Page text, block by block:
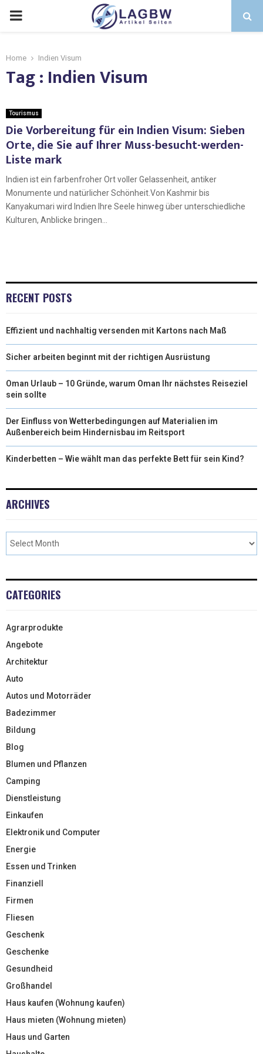
Home Indien Visum
Tag : Indien Visum
Tourismus
Die Vorbereitung für ein Indien Visum: Sieben
Orte, die Sie auf Ihrer Muss-besucht-werden-
Liste mark
Indien ist ein farbenfroher Ort voller Gelassenheit, antiker
Monumente und natürlicher Schönheit.Von Kashmir bis
Kanyakumari wird Indien Ihre Seele hinweg über unterschiedliche
Kulturen, Anblicke bringen...
RECENT POSTS
Effizient und nachhaltig versenden mit Kartons nach Maß
Sicher arbeiten beginnt mit der richtigen Ausrüstung
Oman Urlaub – 10 Gründe, warum Oman Ihr nächstes Reiseziel
sein sollte
Der Einfluss von Wetterbedingungen auf Materialien im
Außenbereich beim Hindernisbau im Reitsport
Kinderbetten – Wie wählt man das perfekte Bett für sein Kind?
ARCHIVES
CATEGORIES
Agrarprodukte
Angebote
Architektur
Auto
Autos und Motorräder
Badezimmer
Bildung
Blog
Blumen und Pflanzen
Camping
Dienstleistung
Einkaufen
Elektronik und Computer
Energie
Essen und Trinken
Finanziell
Firmen
Fliesen
Geschenk
Geschenke
Gesundheid
Großhandel
Haus kaufen (Wohnung kaufen)
Haus mieten (Wohnung mieten)
Haus und Garten